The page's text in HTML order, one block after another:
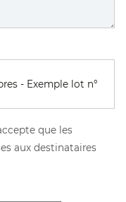
- Exemple lot n°
que les
aux destinataires